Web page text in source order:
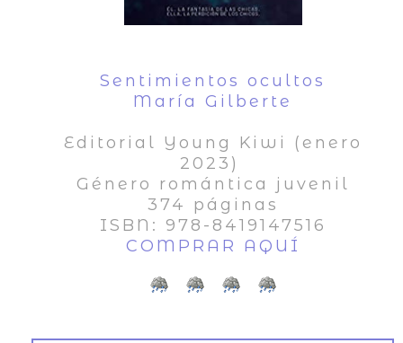
Sentimientos ocultos
María Gilberte
Editorial Young Kiwi (enero
2023)
Género romántica juvenil
374 páginas
ISBN: 978-8419147516
COMPRAR AQUÍ